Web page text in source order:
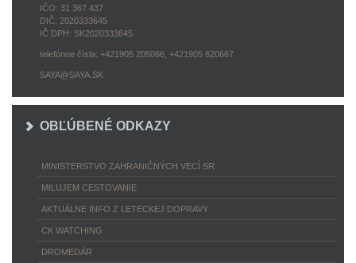
IČO: 31 367 437
DIČ: 2020333645
IČ DPH: SK2020333645
telefónne čísla: +421905 205066, +421905 620667
SAYA@SAYA.SK
OBĽÚBENÉ ODKAZY
MINISTERSTVO ZAHRANIČNÝCH VECÍ SR
MILUJEM CESTOVANIE
AKTUÁLNE INFO Z LETECKEJ DOPRAVY
CK WATCHING
DROMEDÁR